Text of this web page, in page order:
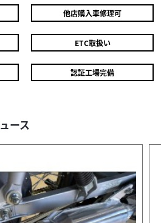
バイク王 岡山店
ー・アップフェンダー・USB
（税込）
し後7日間以内に限り、保証対象
end ...
（税込）
お越しくださいませ⭐︎
バイクエリアダンガリー 半田店
にエンデューロ仕様にしようかと
他店購入車修理可
ETC取扱い
認証工場完備
ース